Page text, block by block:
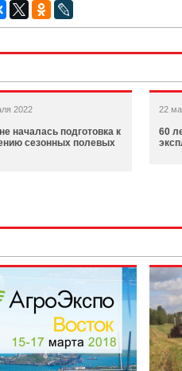
2022
началась подготовка к
сезонных полевых
22
60